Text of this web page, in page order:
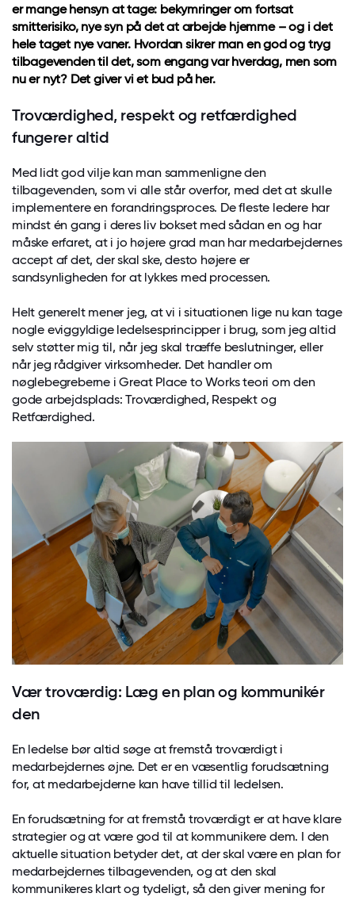
er mange hensyn at tage: bekymringer om fortsat
smitterisiko, nye syn på det at arbejde hjemme – og i det
hele taget nye vaner. Hvordan sikrer man en god og tryg
tilbagevenden til det, som engang var hverdag, men som
nu er nyt? Det giver vi et bud på her.
Troværdighed, respekt og retfærdighed
fungerer altid
Med lidt god vilje kan man sammenligne den
tilbagevenden, som vi alle står overfor, med det at skulle
implementere en forandringsproces. De fleste ledere har
mindst én gang i deres liv bokset med sådan en og har
måske erfaret, at i jo højere grad man har medarbejdernes
accept af det, der skal ske, desto højere er
sandsynligheden for at lykkes med processen.
Helt generelt mener jeg, at vi i situationen lige nu kan tage
nogle eviggyldige ledelsesprincipper i brug, som jeg altid
selv støtter mig til, når jeg skal træffe beslutninger, eller
når jeg rådgiver virksomheder. Det handler om
nøglebegreberne i Great Place to Works teori om den
gode arbejdsplads: Troværdighed, Respekt og
Retfærdighed.
Vær troværdig: Læg en plan og kommunikér
den
En ledelse bør altid søge at fremstå troværdigt i
medarbejdernes øjne. Det er en væsentlig forudsætning
for, at medarbejderne kan have tillid til ledelsen.
En forudsætning for at fremstå troværdigt er at have klare
strategier og at være god til at kommunikere dem. I den
aktuelle situation betyder det, at der skal være en plan for
medarbejdernes tilbagevenden, og at den skal
kommunikeres klart og tydeligt, så den giver mening for